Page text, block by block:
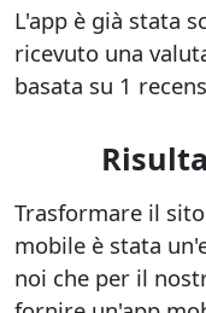
L'app è già stata
ricevuto una
basata su 1
Trasformare il
mobile è stata
noi che per il